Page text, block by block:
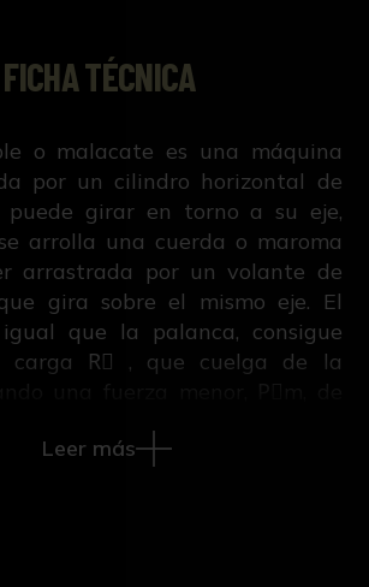
FICHA TÉCNICA
o malacate es una máquina
por un cilindro horizontal de
puede girar en torno a su eje,
arrolla una cuerda o maroma
arrastrada por un volante de
gira sobre el mismo eje. El
que la palanca, consigue
carga R⃗ , que cuelga de la
de la longitud del brazo del
Leer más